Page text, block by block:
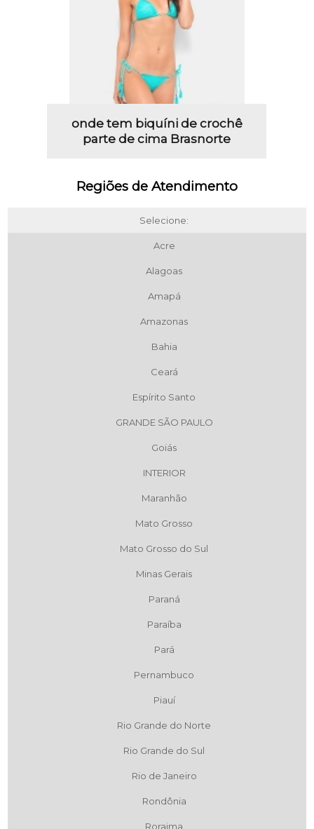
onde tem biquíni de crochê
parte de cima Brasnorte
Regiões de Atendimento
Selecione:
Acre
Alagoas
Amapá
Amazonas
Bahia
Ceará
Espírito Santo
GRANDE SÃO PAULO
Goiás
INTERIOR
Maranhão
Mato Grosso
Mato Grosso do Sul
Minas Gerais
Paraná
Paraíba
Pará
Pernambuco
Piauí
Rio Grande do Norte
Rio Grande do Sul
Rio de Janeiro
Rondônia
Roraima